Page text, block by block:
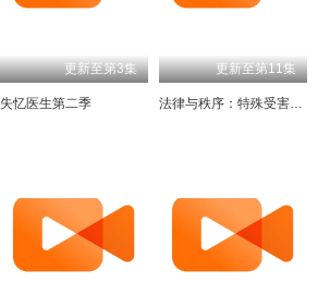
更新至第3集
失忆医生第二季
更新至第11集
法律与秩序：特殊受害者第二十七季